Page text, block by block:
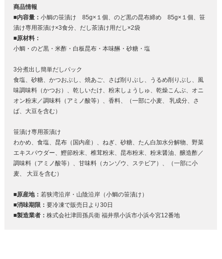
商品情報
■内容量： 小鯛の笹漬け 85g×１個、のど黒の昆布締め 85g×１個、笹
漬け専用茶漬け×3食分、だし茶漬け用だし×2袋
■原材料：
小鯛・のど黒・米酢・白板昆布・本味醂・砂糖・塩
3分煮出し簡単だしパック
食塩、砂糖、かつおぶし、焼あご、さば削りぶし、うるめ削りぶし、風
味調味料（かつお）、乾しいたけ、粉末しょうしゅ、乾燥こんぶ、オニ
オン粉末／調味料（アミノ酸等）、香料、（一部に小麦、 乳成分、さ
ば、大豆を含む）
笹漬け専用茶漬け
わかめ、食塩、昆布（国内産）、ねぎ、砂糖、たん白加水分解物、野菜
エキスパウダー、鰹節粉末、椎茸粉末、昆布粉末、粉末醤油、醸造酢／
調味料（アミノ酸等）、甘味料（カンゾウ、ステビア）、（一部に小
麦、 大豆を含む）
■原産地： 若狭湾沿岸・山陰沿岸（小鯛の笹漬け）
■消味期限： 要冷凍で販売日より30日
■製造業者： 株式会社津田孫兵衛 福井県小浜市小浜今宮12番地